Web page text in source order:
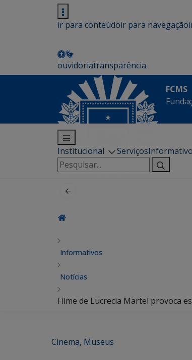
ir para conteúdoir para navegação
ouvidoriatransparência
FCMS
Institucional Serviços
Pesquisar
por:
Informativos
Notícias
Filme de Lucrecia Martel provoca
Cinema, Museus